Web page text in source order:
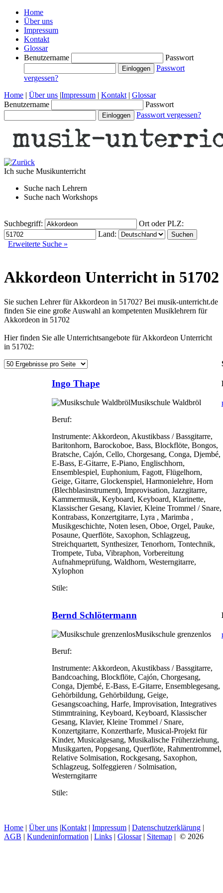
Home
Über uns
Impressum
Kontakt
Glossar
Benutzername
Passwort
Passwort
vergessen?
Home | Über uns |Impressum | Kontakt | Glossar
Benutzername
Passwort
Passwort vergessen?
Ich suche Musikunterricht
Suche nach Lehrern
Suche nach Workshops
Suchbegriff:
Ort oder PLZ:
Land:
Erweiterte Suche »
Akkordeon Unterricht in 51702
Sie suchen Lehrer für Akkordeon in 51702? Bei musik-unterricht.de
finden Sie eine große Auswahl an kompetenten Musiklehrern für
Akkordeon in 51702
Hier finden Sie alle Unterrichtsangebote für Akkordeon Unterricht
in 51702:
Ingo Thape
Musikschule Waldbröl
Beruf:
Instrumente: Akkordeon, Akustikbass / Bassgitarre,
Baritonhorn, Barockoboe, Bass, Blockflöte, Bongos,
Bratsche, Cajón, Cello, Chorgesang, Conga, Djembé,
E-Bass, E-Gitarre, E-Piano, Englischhorn,
Ensemblespiel, Euphonium, Fagott, Flügelhorn,
Geige, Gitarre, Glockenspiel, Harmonielehre, Horn
(Blechblasinstrument), Improvisation, Jazzgitarre,
Kammermusik, Keyboard, Keyboard, Klarinette,
Klassischer Gesang, Klavier, Kleine Trommel / Snare,
Kontrabass, Konzertgitarre, Lyra , Marimba ,
Musikgeschichte, Noten lesen, Oboe, Orgel, Pauke,
Posaune, Querflöte, Saxophon, Schlagzeug,
Streichquartett, Synthesizer, Tenorhorn, Tontechnik,
Trompete, Tuba, Vibraphon, Vorbereitung
Aufnahmeprüfung, Waldhorn, Westerngitarre,
Xylophon
Stile:
Bernd Schlötermann
Musikschule grenzenlos
Beruf:
Instrumente: Akkordeon, Akustikbass / Bassgitarre,
Bandcoaching, Blockflöte, Cajón, Chorgesang,
Conga, Djembé, E-Bass, E-Gitarre, Ensemblegesang,
Gehörbildung, Gehörbildung, Geige,
Gesangscoaching, Harfe, Improvisation, Integratives
Stimmtraining, Keyboard, Keyboard, Klassischer
Gesang, Klavier, Kleine Trommel / Snare,
Konzertgitarre, Konzertharfe, Musical-Projekt für
Kinder, Musicalgesang, Musikalische Früherziehung,
Musikgarten, Popgesang, Querflöte, Rahmentrommel,
Relative Solmisation, Rockgesang, Saxophon,
Schlagzeug, Solfeggieren / Solmisation,
Westerngitarre
Stile:
Home | Über uns |Kontakt | Impressum | Datenschutzerklärung |
AGB | Kundeninformation | Links | Glossar| Sitemap | © 2026